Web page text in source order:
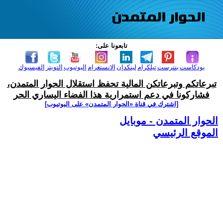
تابعونا على:
الفيسبوك التويتر اليوتيوب الانستغرام لينكدإن تيلكرامبنترست بودكاست
تبرعاتكم وتبرعاتكن المالية تحفظ استقلال الحوار المتمدن،
فشاركونا في دعم استمرارية هذا الفضاء اليساري الحر
[اشترك في قناة ‫«الحوار المتمدن» على اليوتيوب]
الحوار المتمدن - موبايل
الموقع الرئيسي